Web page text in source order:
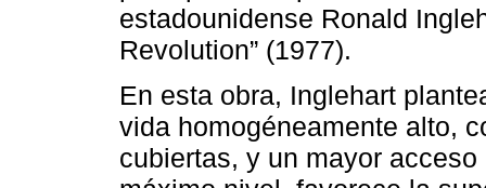
estadounidense Ronald
Revolution” (1977).
En esta obra, Inglehart
vida homogéneamente alto,
cubiertas, y un mayor